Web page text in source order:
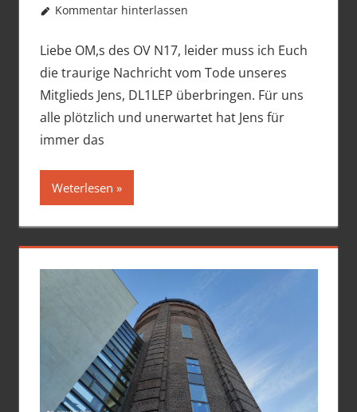
Kommentar hinterlassen
Liebe OM,s des OV N17, leider muss ich Euch
die traurige Nachricht vom Tode unseres
Mitglieds Jens, DL1LEP überbringen. Für uns
alle plötzlich und unerwartet hat Jens für
immer das
Weterlesen